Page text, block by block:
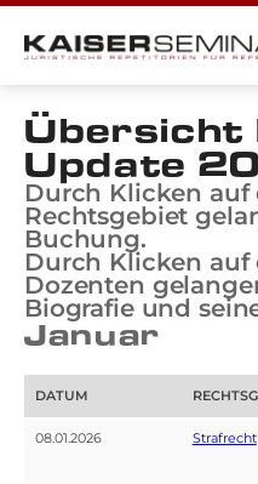
Übersicht
Update
Durch Klicken auf
Rechtsgebiet
Buchung.
Durch Klicken
Dozenten
Biografie und
Januar
DATUM
08.01.2026 Strafrecht